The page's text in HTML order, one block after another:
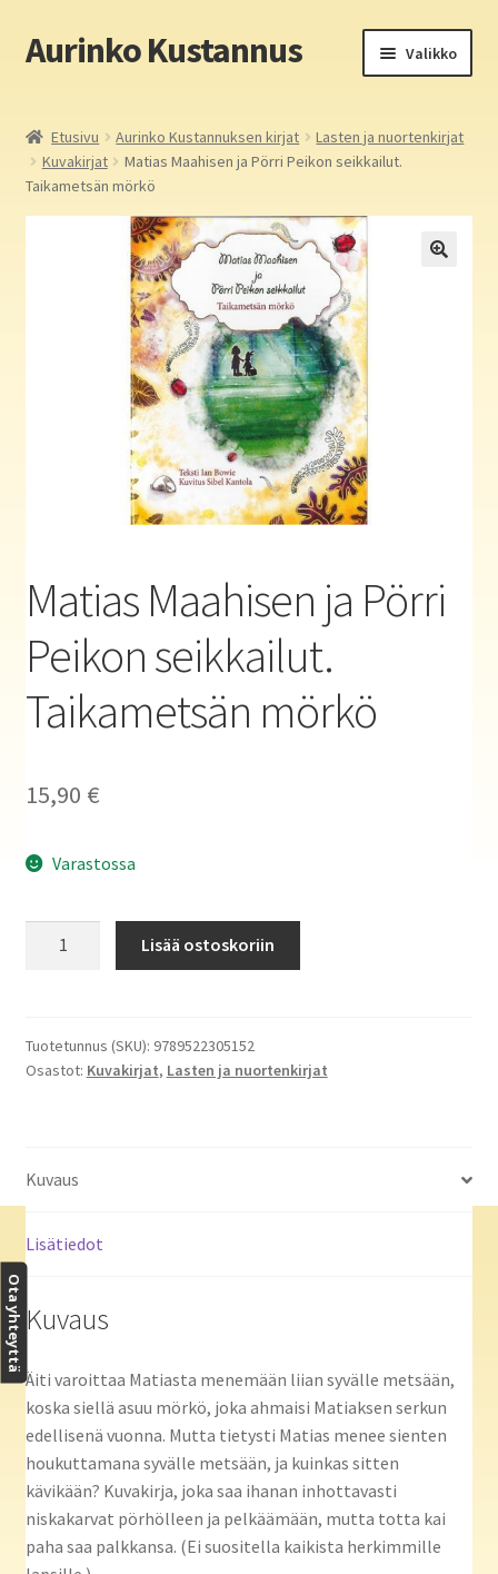
Siirry
navigointiin
Siirry
sisältöön
Aurinko Kustannus Valikko
Yritys
Aurinko Kustannus: kirjat
Auringon kirja- ja paperipuodit verkossa
Haluatko kirjailijaksi?
Etusivu Aurinko Kustannuksen kirjat
Lasten ja nuortenkirjat
Kuvakirjat
Matias Maahisen ja Pörri Peikon seikkailut.
Taikametsän mörkö
Matias Maahisen ja Pörri
Peikon seikkailut.
Taikametsän mörkö
15,90 €
Varastossa
Peikon
seikkailut.
Lisää ostoskoriin
Tuotetunnus (SKU): 9789522305152
Osastot: Kuvakirjat, Lasten ja nuortenkirjat
Kuvaus
Lisätiedot
Kuvaus
Äiti varoittaa Matiasta menemään liian syvälle metsään,
koska siellä asuu mörkö, joka ahmaisi Matiaksen serkun
edellisenä vuonna. Mutta tietysti Matias menee sienten
houkuttamana syvälle metsään, ja kuinkas sitten
kävikään? Kuvakirja, joka saa ihanan inhottavasti
niskakarvat pörhölleen ja pelkäämään, mutta totta kai
paha saa palkkansa. (Ei suositella kaikista herkimmille
Ota yhteyttä